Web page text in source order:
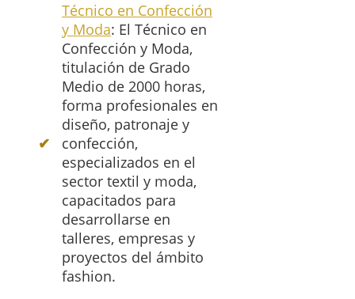
Técnico en Confección
y Moda: El Técnico en
Confección y Moda,
titulación de Grado
Medio de 2000 horas,
forma profesionales en
diseño, patronaje y
confección,
especializados en el
sector textil y moda,
capacitados para
desarrollarse en
talleres, empresas y
proyectos del ámbito
fashion.